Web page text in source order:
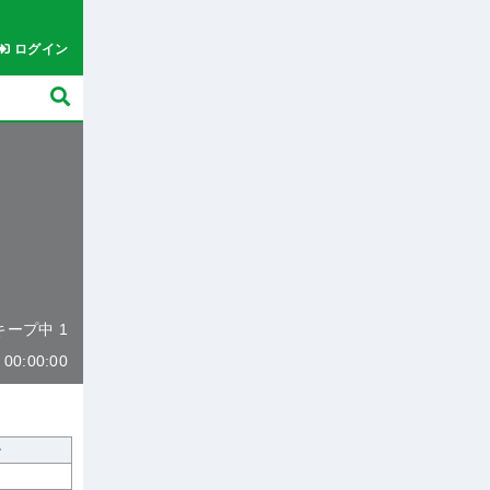
ログイン
ープ中 1
00:00:00